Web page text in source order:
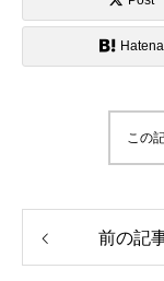
Hatena
この
前の記